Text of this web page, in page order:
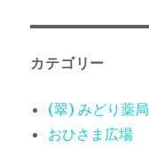
カテゴリー
(翠) みどり薬局
おひさま広場